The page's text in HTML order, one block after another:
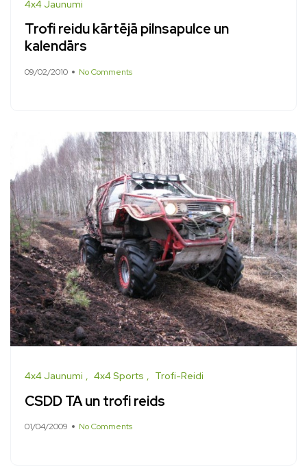
4x4 Jaunumi
Trofi reidu kārtējā pilnsapulce un
kalendārs
09/02/2010 No Comments
4x4 Jaunumi 4x4 Sports Trofi-Reidi
CSDD TA un trofi reids
01/04/2009 No Comments